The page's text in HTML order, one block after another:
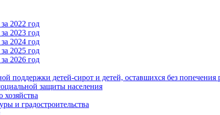
2022 год
2023 год
2024 год
2025 год
2026 год
поддержки детей-сирот и детей, оставшихся без попечения
защиты населения
хозяйства
и градостроительства